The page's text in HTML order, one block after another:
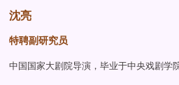
沈亮
特聘副研究员
中国国家大剧院导演，毕业于中央戏剧学